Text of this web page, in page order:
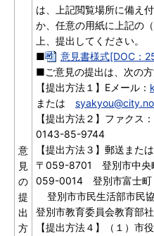
意
見
の
提
出
方
は、上記閲覧場所に備え
か、任意の用紙に上記の
上、提出してください。
■
意見書様式[DOC：
■ご意見の提出は、次の方
【提出方法１】Eメール：
または
【提出方法２】ファク
0143-85-9744
【提出方法３】郵送また
〒059-8701 登別市中
059-0014 登別市富士町
登別市市民生活
登別市教育委員会教育部
【提出方法４】（１）市